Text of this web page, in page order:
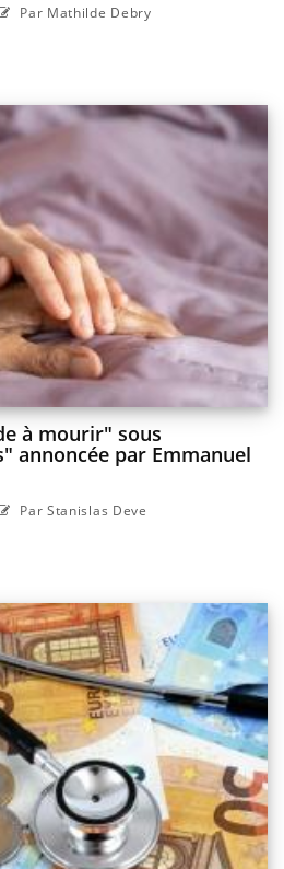
Par Mathilde Debry
à mourir" sous
annoncée par Emmanuel
Par Stanislas Deve